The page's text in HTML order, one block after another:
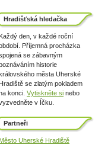
Hradišťská hledačka
Každý den, v každé roční
Příjemná procházka
se zábavným
historie
města Uherské
Hradiště se zlatým pokladem
konci. Vytiskněte si nebo
v Íčku.
Partneři
Město Uherské Hradiště